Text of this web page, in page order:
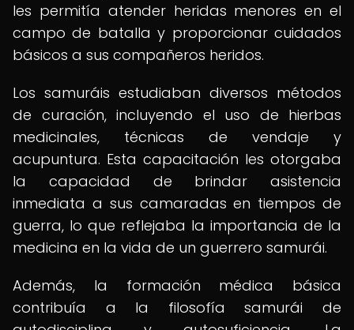
les permitía atender heridas menores en el
campo de batalla y proporcionar cuidados
básicos a sus compañeros heridos.
Los samuráis estudiaban diversos métodos
de curación, incluyendo el uso de hierbas
medicinales, técnicas de vendaje y
acupuntura. Esta capacitación les otorgaba
la capacidad de brindar asistencia
inmediata a sus camaradas en tiempos de
guerra, lo que reflejaba la importancia de la
medicina en la vida de un guerrero samurái.
Además, la formación médica básica
contribuía a la filosofía samurái de